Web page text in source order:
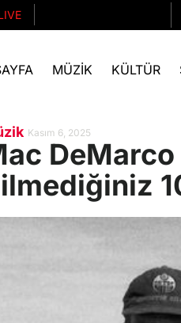
MÜZIK KÜLTÜR
Kasım 6, 2025
DeMarco